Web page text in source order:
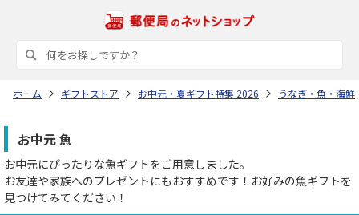
ホーム ギフトストア お中元・夏ギフト特集 2026 うなぎ・魚・海鮮
お中元 魚
お中元にぴったりな魚ギフトをご用意しました。
お友達や家族へのプレゼントにもおすすめです！お好みの魚ギフトを
見つけてみてください！